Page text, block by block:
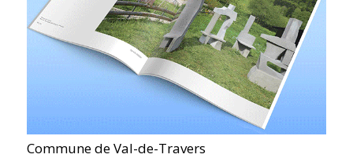
Commune de Val-de-Travers